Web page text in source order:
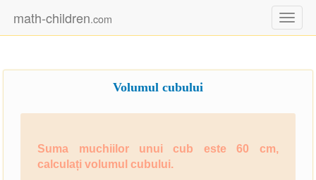
Toggle
math-children.com
Volumul cubului
Suma muchiilor unui cub este 60 cm,
calculați volumul cubului.